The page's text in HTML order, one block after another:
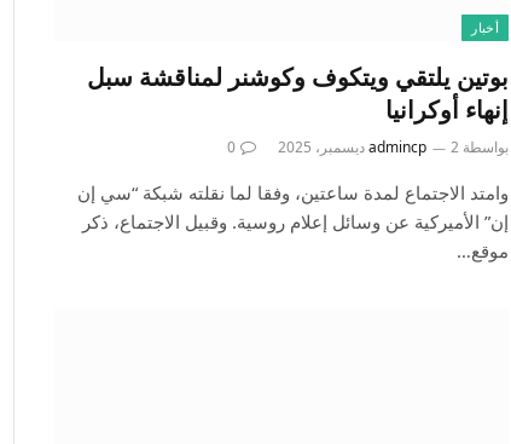
أخبار
بوتين يلتقي ويتكوف وكوشنر لمناقشة سبل
إنهاء أوكرانيا
بواسطة admincp 2 ديسمبر، 2025 0
وامتد الاجتماع لمدة ساعتين، وفقا لما نقلته شبكة “سي إن
إن” الأميركية عن وسائل إعلام روسية. وقبيل الاجتماع، ذكر
موقع…